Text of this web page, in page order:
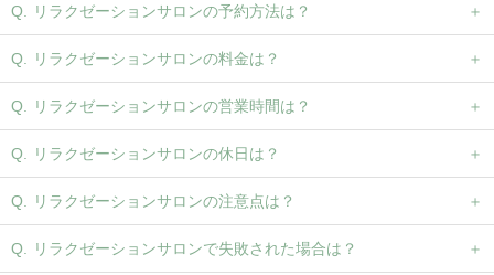
リラクゼーションサロンの予約方法は？
リラクゼーションサロンの料金は？
リラクゼーションサロンの営業時間は？
リラクゼーションサロンの休日は？
リラクゼーションサロンの注意点は？
リラクゼーションサロンで失敗された場合は？